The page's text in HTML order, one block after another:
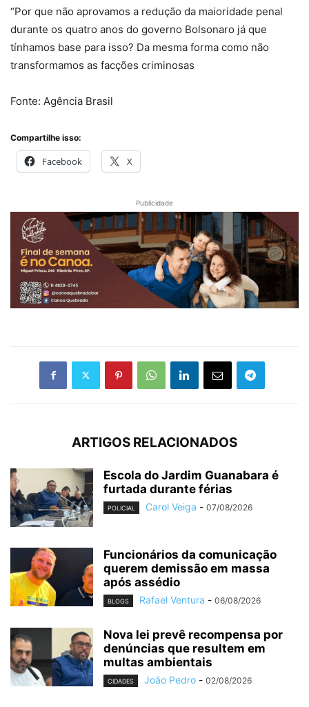
“Por que não aprovamos a redução da maioridade penal
durante os quatro anos do governo Bolsonaro já que
tínhamos base para isso? Da mesma forma como não
transformamos as facções criminosas
Fonte: Agência Brasil
Compartilhe isso:
Facebook X
Publicidade
ARTIGOS RELACIONADOS
Escola do Jardim Guanabara é
furtada durante férias
POLICIAL Carol Veiga - 07/08/2026
Funcionários da comunicação
querem demissão em massa
após assédio
BLOGS Rafael Ventura - 06/08/2026
Nova lei prevê recompensa por
denúncias que resultem em
multas ambientais
CIDADES João Pedro - 02/08/2026